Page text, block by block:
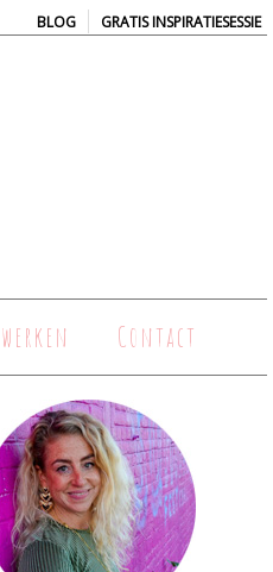
BLOG | GRATIS INSPIRATIESESSIE
Contact